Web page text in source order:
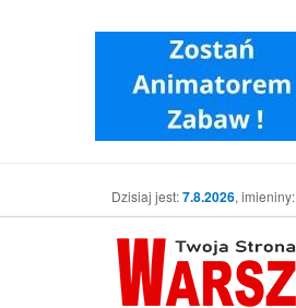
Dzisiaj jest:7.8.2026, imieniny: